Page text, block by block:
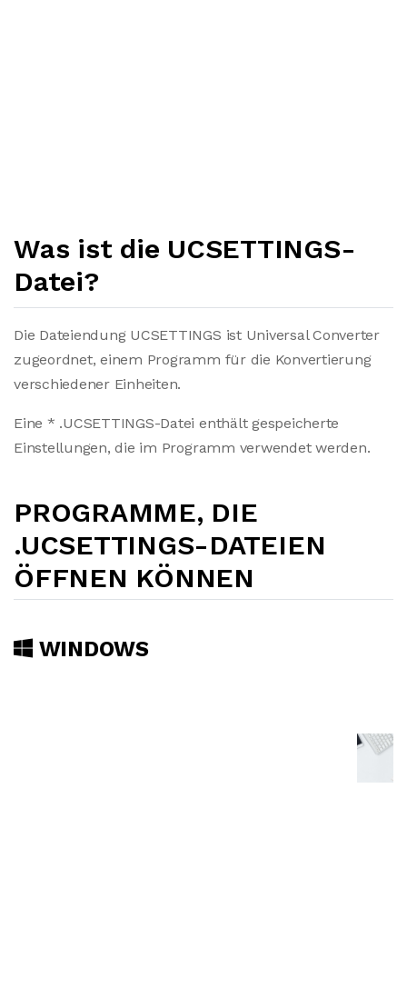
Was ist die UCSETTINGS-
Datei?
Die Dateiendung UCSETTINGS ist Universal Converter
zugeordnet, einem Programm für die Konvertierung
verschiedener Einheiten.
Eine * .UCSETTINGS-Datei enthält gespeicherte
Einstellungen, die im Programm verwendet werden.
PROGRAMME, DIE
.UCSETTINGS-DATEIEN
ÖFFNEN KÖNNEN
WINDOWS